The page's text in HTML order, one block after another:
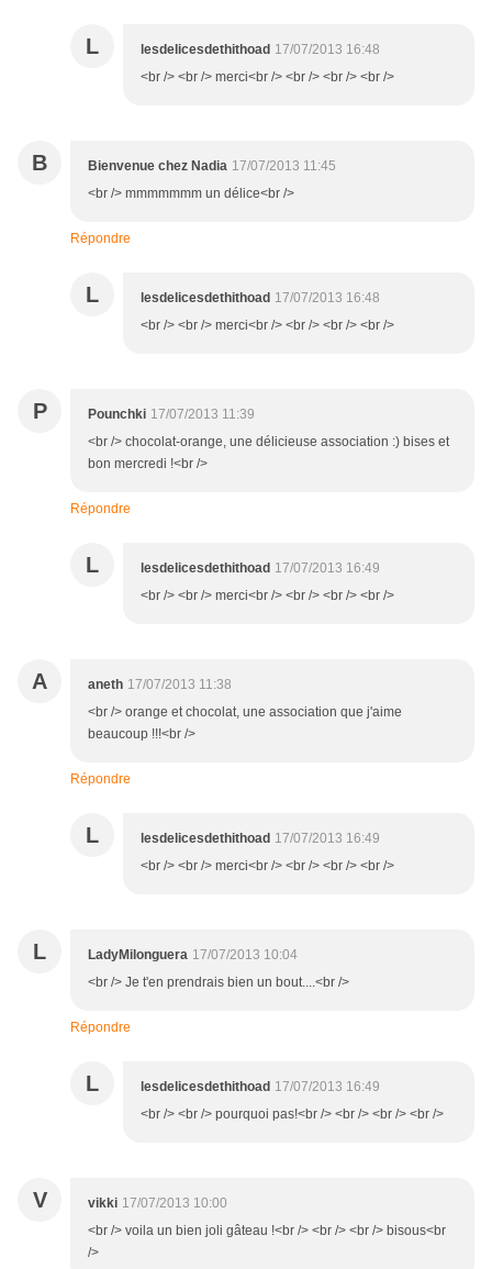
L lesdelicesdethithoad 17/07/2013 16:48
<br /> <br /> merci<br /> <br /> <br /> <br />
B Bienvenue chez Nadia 17/07/2013 11:45
<br /> mmmmmmm un délice<br />
Répondre
L lesdelicesdethithoad 17/07/2013 16:48
<br /> <br /> merci<br /> <br /> <br /> <br />
P Pounchki 17/07/2013 11:39
<br /> chocolat-orange, une délicieuse association :) bises et
bon mercredi !<br />
Répondre
L lesdelicesdethithoad 17/07/2013 16:49
<br /> <br /> merci<br /> <br /> <br /> <br />
A aneth 17/07/2013 11:38
<br /> orange et chocolat, une association que j'aime
beaucoup !!!<br />
Répondre
L lesdelicesdethithoad 17/07/2013 16:49
<br /> <br /> merci<br /> <br /> <br /> <br />
L LadyMilonguera 17/07/2013 10:04
<br /> Je t'en prendrais bien un bout....<br />
Répondre
L lesdelicesdethithoad 17/07/2013 16:49
<br /> <br /> pourquoi pas!<br /> <br /> <br /> <br />
V vikki 17/07/2013 10:00
<br /> voila un bien joli gâteau !<br /> <br /> <br /> bisous<br
/>